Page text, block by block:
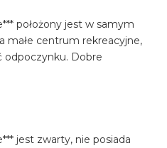
położony jest w samym
małe centrum rekreacyjne,
odpoczynku. Dobre
jest zwarty, nie posiada